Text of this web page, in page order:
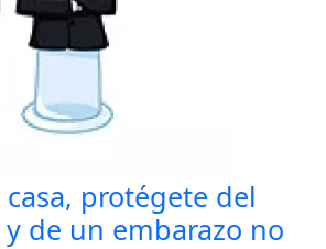
protégete del
de un embarazo no